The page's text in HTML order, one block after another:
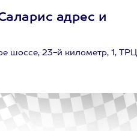
адрес и
шоссе, 23-й километр, 1, ТРЦ